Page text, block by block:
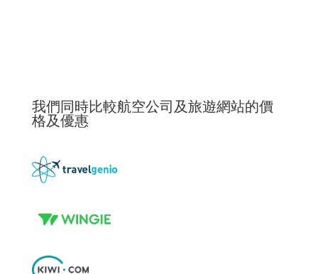
我們同時比較航空公司及旅遊網站的價
格及優惠